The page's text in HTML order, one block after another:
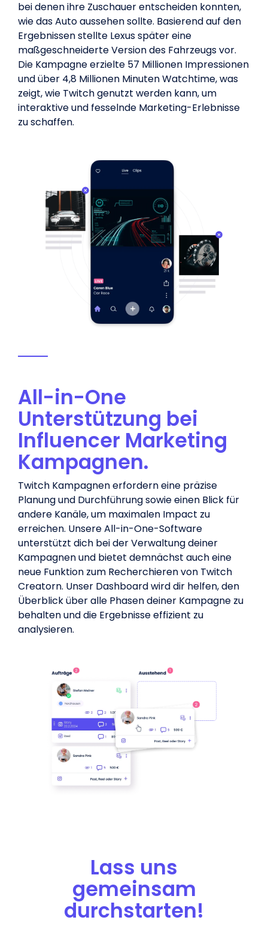
bei denen ihre Zuschauer entscheiden konnten,
wie das Auto aussehen sollte. Basierend auf den
Ergebnissen stellte Lexus später eine
maßgeschneiderte Version des Fahrzeugs vor.
Die Kampagne erzielte 57 Millionen Impressionen
und über 4,8 Millionen Minuten Watchtime, was
zeigt, wie Twitch genutzt werden kann, um
interaktive und fesselnde Marketing-Erlebnisse
zu schaffen.
All-in-One
Unterstützung bei
Influencer Marketing
Kampagnen.
Twitch Kampagnen erfordern eine präzise
Planung und Durchführung sowie einen Blick für
andere Kanäle, um maximalen Impact zu
erreichen. Unsere All-in-One-Software
unterstützt dich bei der Verwaltung deiner
Kampagnen und bietet demnächst auch eine
neue Funktion zum Recherchieren von Twitch
Creatorn. Unser Dashboard wird dir helfen, den
Überblick über alle Phasen deiner Kampagne zu
behalten und die Ergebnisse effizient zu
analysieren.
Lass uns
gemeinsam
durchstarten!